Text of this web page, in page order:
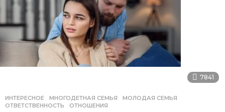
7841
ИНТЕРЕСНОЕ МНОГОДЕТНАЯ СЕМЬЯ ,МОЛОДАЯ СЕМЬЯ
ОТВЕТСТВЕННОСТЬ
,ОТНОШЕНИЯ